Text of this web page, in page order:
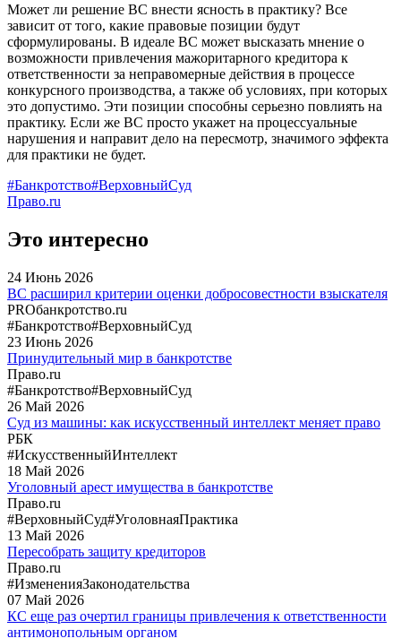
Может ли решение ВС внести ясность в практику? Все
зависит от того, какие правовые позиции будут
сформулированы. В идеале ВС может высказать мнение о
возможности привлечения мажоритарного кредитора к
ответственности за неправомерные действия в процессе
конкурсного производства, а также об условиях, при которых
это допустимо. Эти позиции способны серьезно повлиять на
практику. Если же ВС просто укажет на процессуальные
нарушения и направит дело на пересмотр, значимого эффекта
для практики не будет.
#Банкротство#ВерховныйСуд
Право.ru
Это интересно
24 Июнь 2026
ВС расширил критерии оценки добросовестности взыскателя
PROбанкротство.ru
#Банкротство#ВерховныйСуд
23 Июнь 2026
Принудительный мир в банкротстве
Право.ru
#Банкротство#ВерховныйСуд
26 Май 2026
Суд из машины: как искусственный интеллект меняет право
РБК
#ИскусственныйИнтеллект
18 Май 2026
Уголовный арест имущества в банкротстве
Право.ru
#ВерховныйСуд#УголовнаяПрактика
13 Май 2026
Пересобрать защиту кредиторов
Право.ru
#ИзмененияЗаконодательства
07 Май 2026
КС еще раз очертил границы привлечения к ответственности
антимонопольным органом